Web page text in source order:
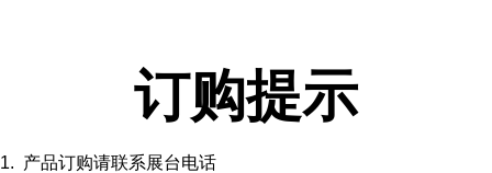
订购提示
1. 产品订购请联系展台电话